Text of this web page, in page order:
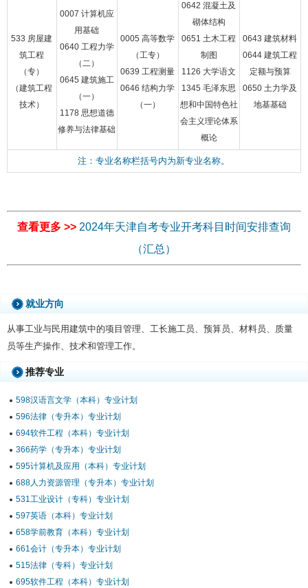
533 房屋建
筑工程
（专）
（建筑工程
技术）
0007 计算机应
用基础
0640 工程力学
（二）
0645 建筑施工
（一）
1178 思想道德
修养与法律基础
0005 高等数学
（工专）
0639 工程测量
0646 结构力学
（一）
0642 混凝土及
砌体结构
0651 土木工程
制图
1126 大学语文
1345 毛泽东思
想和中国特色社
会主义理论体系
概论
0643 建筑材料
0644 建筑工程
定额与预算
0650 土力学及
地基基础
注：专业名称栏括号内为新专业名称。
查看更多 >> 2024年天津自考专业开考科目时间安排查询
（汇总）
就业方向
从事工业与民用建筑中的项目管理、工长施工员、预算员、材料员、质量
员等生产操作、技术和管理工作。
推荐专业
598汉语言文学（本科）专业计划
596法律（专升本）专业计划
694软件工程（本科）专业计划
366药学（专升本）专业计划
595计算机及应用（本科）专业计划
688人力资源管理（专升本）专业计划
531工业设计（专科）专业计划
597英语（本科）专业计划
658学前教育（本科）专业计划
661会计（专升本）专业计划
515法律（专科）专业计划
695软件工程（本科）专业计划